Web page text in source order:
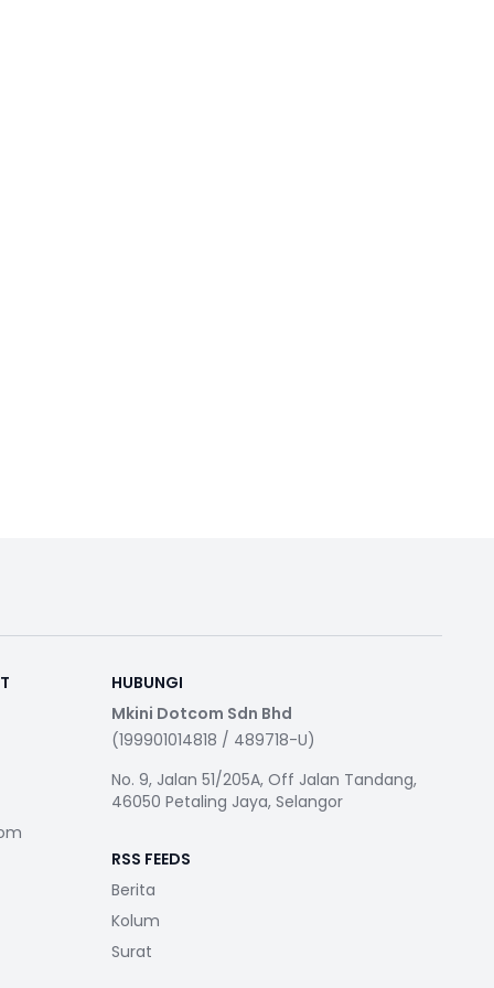
HUBUNGI
Mkini Dotcom Sdn Bhd
(199901014818 / 489718-U)
No. 9, Jalan 51/205A, Off Jalan Tandang,
46050 Petaling Jaya, Selangor
RSS FEEDS
Berita
Kolum
Surat